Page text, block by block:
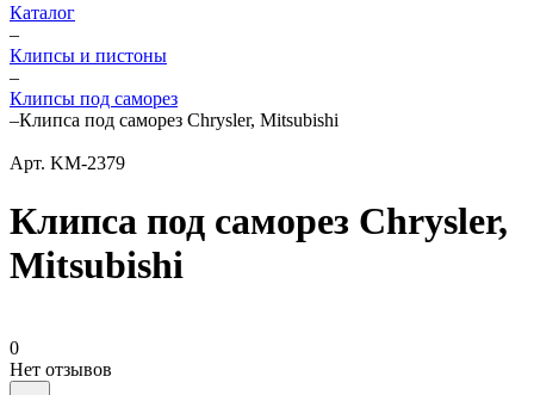
Каталог
–
Клипсы и пистоны
–
Клипсы под саморез
–Клипса под саморез Chrysler, Mitsubishi
Арт. KM-2379
Клипса под саморез Chrysler,
Mitsubishi
0
Нет отзывов